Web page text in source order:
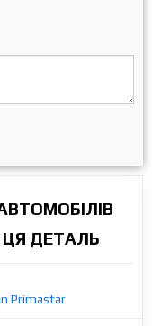
ЦЯ ДЕТАЛЬ
Primastar